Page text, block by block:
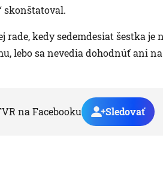
skonštatoval.
rade, kedy sedemdesiat šestka je
lebo sa nevedia dohodnúť ani
na Facebooku Sledovať